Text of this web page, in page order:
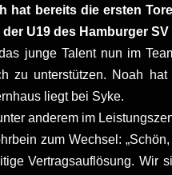
hat bereits die ersten
U19 des Hamburger
junge Talent nun im
zu unterstützen. Noah
liegt bei Syke.
anderem im
zum Wechsel:
Vertragsauflösung. Wir